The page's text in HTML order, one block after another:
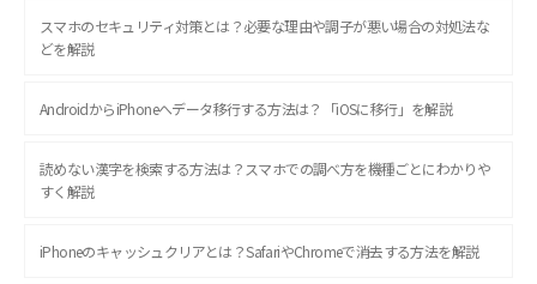
スマホのセキュリティ対策とは？必要な理由や調子が悪い場合の対処法な
どを解説
AndroidからiPhoneへデータ移行する方法は？「iOSに移行」を解説
読めない漢字を検索する方法は？スマホでの調べ方を機種ごとにわかりや
すく解説
iPhoneのキャッシュクリアとは？SafariやChromeで消去する方法を解説